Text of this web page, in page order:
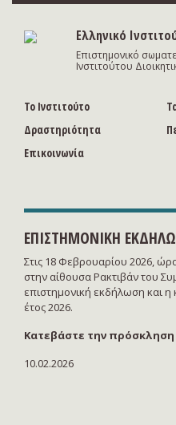
Ελληνικό
Eπιστημονικό
Ινστιτούτου
Το Ινστιτούτο
Δραστηριότητα
Επικοινωνία
ΕΠΙΣΤΗΜΟΝΙΚΗ
Στις 18 Φεβρουαρίου 2026,
στην αίθουσα Ρακτιβάν του
επιστημονική εκδήλωση και η
έτος 2026.
Κατεβάστε την πρόσκληση
10.02.2026